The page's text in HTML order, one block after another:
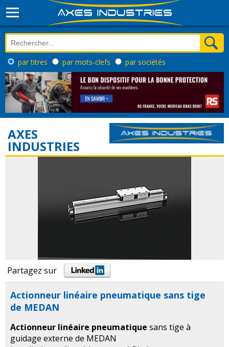
par titres par mots-clefs par sociétés
AXES
INDUSTRIES
Partagez sur
Actionneur linéaire pneumatique sans tige
de MEDAN
Actionneur linéaire pneumatique sans tige à
guidage externe de MEDAN